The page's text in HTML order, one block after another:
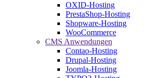
OXID-Hosting
PrestaShop-Hosting
Shopware-Hosting
WooCommerce
CMS Anwendungen
Contao-Hosting
Drupal-Hosting
Joomla-Hosting